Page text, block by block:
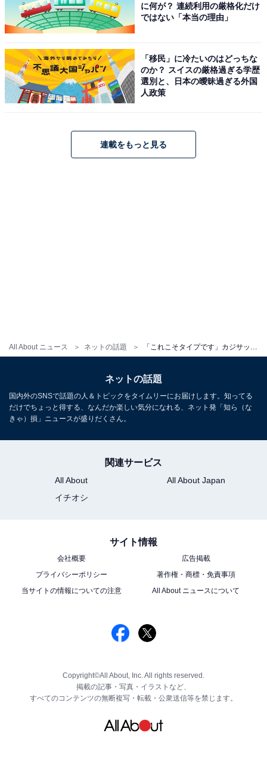
All About ニュース ネットの話題
に何が？ 連続利用の厳格化だけ
ではない「本当の理由」
「移民」に冷たいのはどっちな
のか？ スイスの厳格過ぎる学歴
選別と、日本の曖昧過ぎる外国
人政策
連載をもっと見る
ネットの話題
国内外のSNSで話題の人＆トピックをタイムリーにお届けします。知ってる
だけでちょっと得する、なんだか楽しい気分になれる、ネット発「知ら（な
きゃ）損」ニュースが盛りだくさん。
関連サービス
All About
All About Japan
イチオシ
サイト情報
会社概要
広告掲載
プライバシーポリシー
著作権・商標・免責事項
当サイトの情報についての注意
All About ニュースについて
Copyright©All About, Inc. All rights reserved.
掲載の記事・写真・イラストなど、
すべてのコンテンツの無断複写・転載・公衆送信等を禁じます。